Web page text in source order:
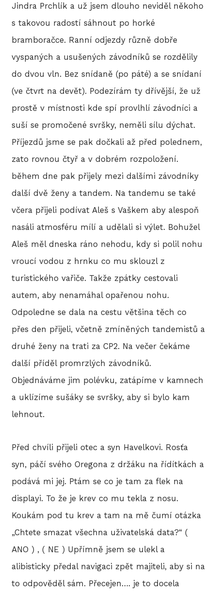
Jindra Prchlík a už jsem dlouho neviděl někoho
s takovou radostí sáhnout po horké
bramboračce. Ranní odjezdy různě dobře
vyspaných a usušených závodníků se rozdělily
do dvou vln. Bez snídaně (po páté) a se snídaní
(ve čtvrt na devět). Podezírám ty dřívější, že už
prostě v místnosti kde spí provlhlí závodníci a
suší se promočené svršky, neměli sílu dýchat.
Příjezdů jsme se pak dočkali až před polednem,
zato rovnou čtyř a v dobrém rozpoložení.
během dne pak přijely mezi dalšími závodníky
další dvě ženy a tandem. Na tandemu se také
včera přijeli podívat Aleš s Vaškem aby alespoň
nasáli atmosféru mílí a udělali si výlet. Bohužel
Aleš měl dneska ráno nehodu, kdy si polil nohu
vroucí vodou z hrnku co mu sklouzl z
turistického vařiče. Takže zpátky cestovali
autem, aby nenamáhal opařenou nohu.
Odpoledne se dala na cestu většina těch co
přes den přijeli, včetně zmíněných tandemistů a
druhé ženy na trati za CP2. Na večer čekáme
další příděl promrzlých závodníků.
Objednáváme jim polévku, zatápíme v kamnech
a uklízíme sušáky se svršky, aby si bylo kam
lehnout.
Před chvíli přijeli otec a syn Havelkovi. Rosťa
syn, páčí svého Oregona z držáku na řídítkách a
podává mi jej. Ptám se co je tam za flek na
displayi. To že je krev co mu tekla z nosu.
Koukám pod tu krev a tam na mě čumí otázka
„Chtete smazat všechna uživatelská data?“ (
ANO ) , ( NE ) Upřímně jsem se ulekl a
alibisticky předal navigaci zpět majiteli, aby si na
to odpověděl sám. Přecejen…. je to docela